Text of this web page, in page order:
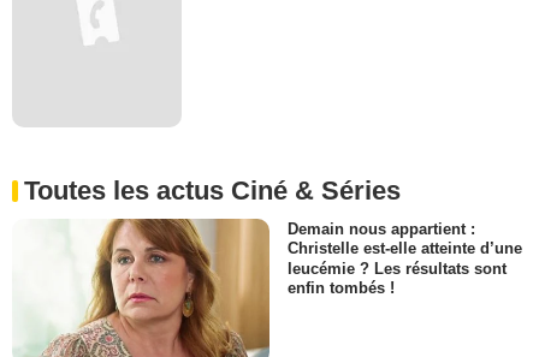
Toutes les actus Ciné & Séries
Demain nous appartient :
Christelle est-elle atteinte d’une
leucémie ? Les résultats sont
enfin tombés !